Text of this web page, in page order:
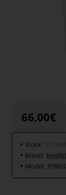
66,00€
Stock: In
Brand:
Model: